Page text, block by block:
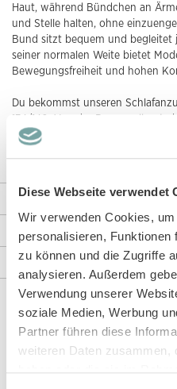
Diese Webseite verwendet
Wir verwenden Cookies,
personalisieren, Funktionen
zu können und die Zugriffe
analysieren. Außerdem
Verwendung unserer
soziale Medien, Werbung
Partner führen diese
weiteren Daten zusammen,
Haut, während Bündchen an
und Stelle halten, ohne
Bund sitzt bequem und
seiner normalen Weite bietet
Bewegungsfreiheit und hohen
Du bekommst unseren
134/140. Von der Baumwollernte
du dir sicher sein, dass wir
Weitere Informationen
Rezensionen
Angaben zur Produktsicherheit
Diese Artikel könnten dir auch